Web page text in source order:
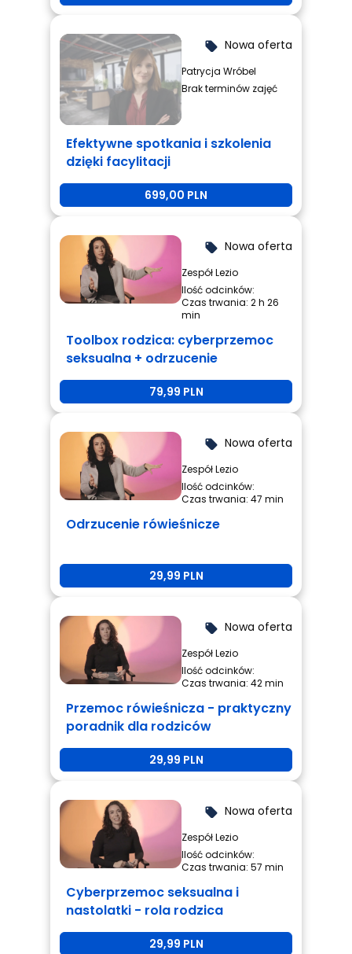
local_offer Nowa oferta
Patrycja Wróbel
Brak terminów zajęć
Efektywne spotkania i szkolenia
dzięki facylitacji
699,00 PLN
local_offer Nowa oferta
Zespół Lezio
Ilość odcinków:
Czas trwania: 2 h 26
min
Toolbox rodzica: cyberprzemoc
seksualna + odrzucenie
rówieśnicze + przemoc
79,99 PLN
local_offer Nowa oferta
Zespół Lezio
Ilość odcinków:
Czas trwania: 47 min
Odrzucenie rówieśnicze
29,99 PLN
local_offer Nowa oferta
Zespół Lezio
Ilość odcinków:
Czas trwania: 42 min
Przemoc rówieśnicza - praktyczny
poradnik dla rodziców
29,99 PLN
local_offer Nowa oferta
Zespół Lezio
Ilość odcinków:
Czas trwania: 57 min
Cyberprzemoc seksualna i
nastolatki - rola rodzica
29,99 PLN